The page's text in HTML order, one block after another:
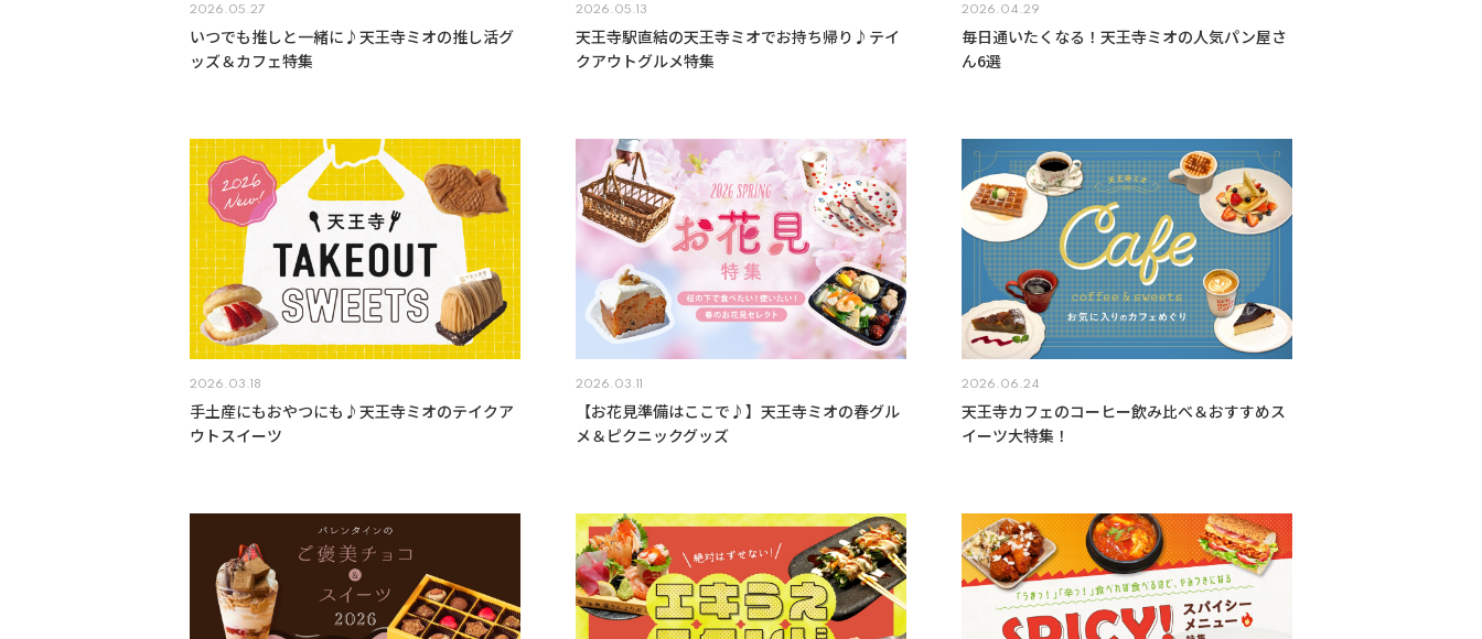
2026.05.27
いつでも推しと一緒に♪天王寺ミオの推し活グ
ッズ＆カフェ特集
2026.05.13
天王寺駅直結の天王寺ミオでお持ち帰り♪テイ
クアウトグルメ特集
2026.04.29
毎日通いたくなる！天王寺ミオの人気パン屋さ
ん6選
2026.03.18
手土産にもおやつにも♪天王寺ミオのテイクア
ウトスイーツ
2026.03.11
【お花見準備はここで♪】天王寺ミオの春グル
メ＆ピクニックグッズ
2026.06.24
天王寺カフェのコーヒー飲み比べ＆おすすめス
イーツ大特集！